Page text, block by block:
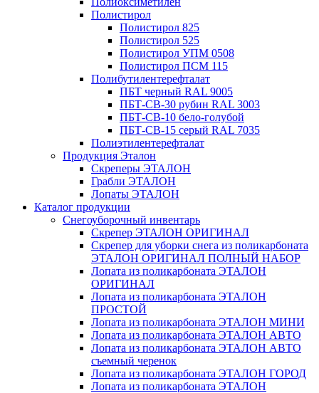
Полистирол
Полистирол 825
Полистирол 525
Полистирол УПМ 0508
Полистирол ПСМ 115
Полибутилентерефталат
ПБТ черный RAL 9005
ПБТ-СВ-30 рубин RAL 3003
ПБТ-СВ-10 бело-голубой
ПБТ-СВ-15 серый RAL 7035
Полиэтилентерефталат
Продукция Эталон
Скреперы ЭТАЛОН
Грабли ЭТАЛОН
Лопаты ЭТАЛОН
Каталог продукции
Снегоуборочный инвентарь
Скрепер ЭТАЛОН ОРИГИНАЛ
Скрепер для уборки снега из поликарбоната
ЭТАЛОН ОРИГИНАЛ ПОЛНЫЙ НАБОР
Лопата из поликарбоната ЭТАЛОН
ОРИГИНАЛ
Лопата из поликарбоната ЭТАЛОН
ПРОСТОЙ
Лопата из поликарбоната ЭТАЛОН МИНИ
Лопата из поликарбоната ЭТАЛОН АВТО
Лопата из поликарбоната ЭТАЛОН АВТО
съемный черенок
Лопата из поликарбоната ЭТАЛОН ГОРОД
Лопата из поликарбоната ЭТАЛОН